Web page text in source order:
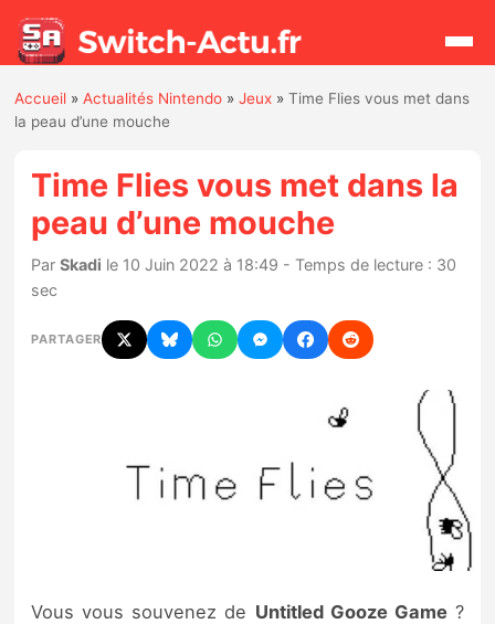
Actualités
Jeux
Hardware
Tests et previews
Accueil »Actualités Nintendo »Jeux »Time Flies vous met dans
la peau d’une mouche
Time Flies vous met dans la
peau d’une mouche
ParSkadi le 10 Juin 2022 à 18:49 - Temps de lecture : 30
sec
PARTAGER
Vous vous souvenez de Untitled Gooze Game?